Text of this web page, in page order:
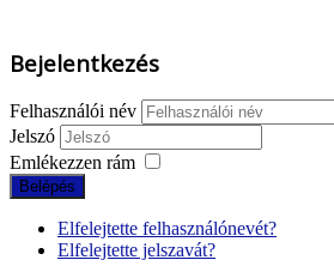
Bejelentkezés
Felhasználói név
Jelszó
Emlékezzen rám
Belépés
Elfelejtette felhasználónevét?
Elfelejtette jelszavát?